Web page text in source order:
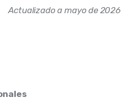
Actualizado a mayo de 2026